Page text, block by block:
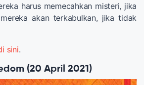
harus memecahkan misteri, jika
akan terkabulkan, jika tidak
sini.
(20 April 2021)